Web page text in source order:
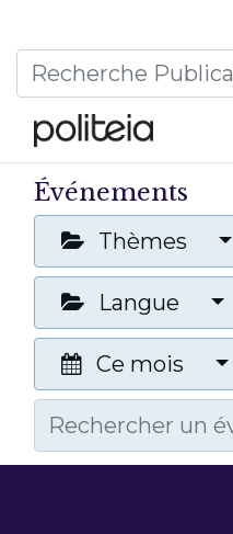
Événements
Thèmes
Langue
Ce mois